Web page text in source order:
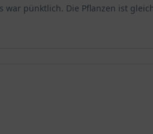
war pünktlich. Die Pflanzen ist